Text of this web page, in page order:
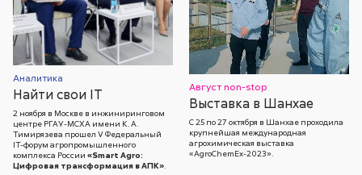
Аналитика
Найти свои IT
2 ноября в Москве в инжиниринговом
центре РГАУ-МСХА имени К. А.
Тимирязева прошел V Федеральный
IT-форум агропромышленного
комплекса России«Smart Agro:
Цифровая трансформация в АПК»
Август non-stop
Выставка в Шанхае
С 25 по 27 октября в Шанхае проходила
крупнейшая международная
агрохимическая выставка
«AgroСhemEx-2023».